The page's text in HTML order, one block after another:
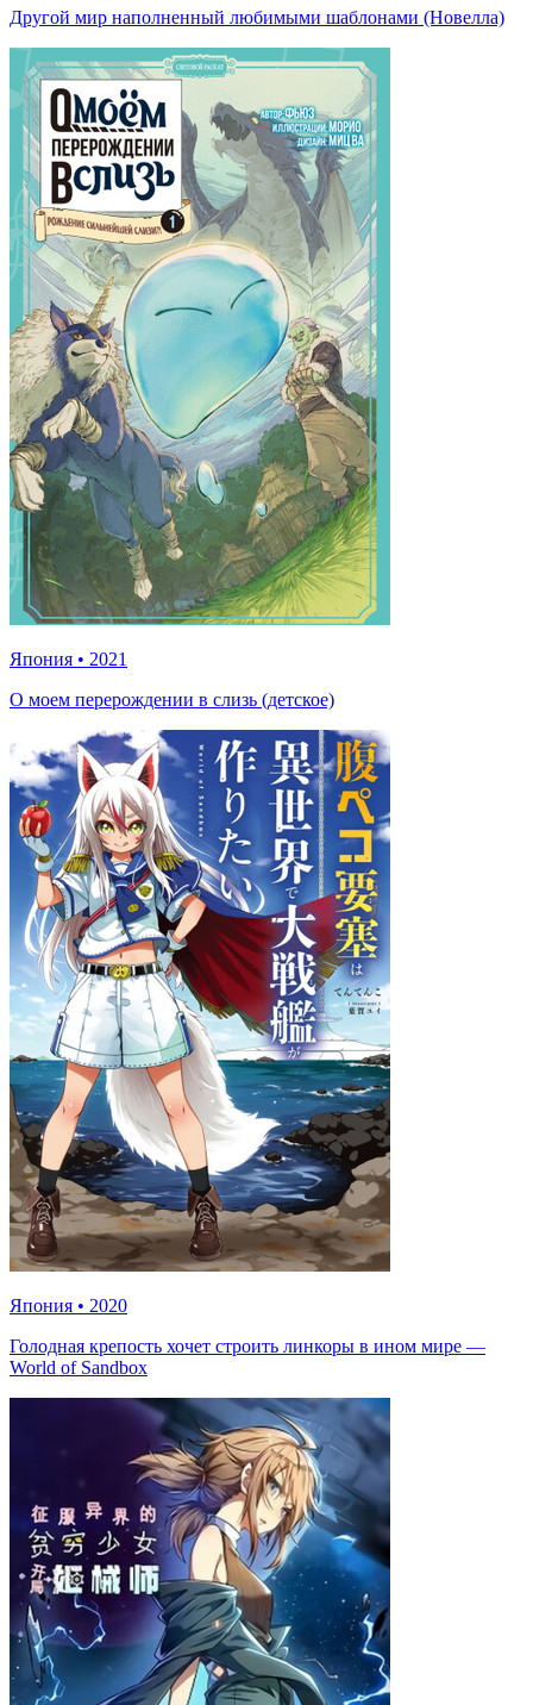
Другой мир наполненный любимыми шаблонами (Новелла)
Япония • 2021
О моем перерождении в слизь (детское)
Япония • 2020
Голодная крепость хочет строить линкоры в ином мире —
World of Sandbox